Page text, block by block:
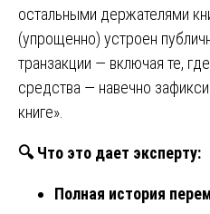
остальными держателями
(упрощенно) устроен
транзакции — включая те,
средства — навечно
книге».
🔍Что это дает эксперту:
Полная история